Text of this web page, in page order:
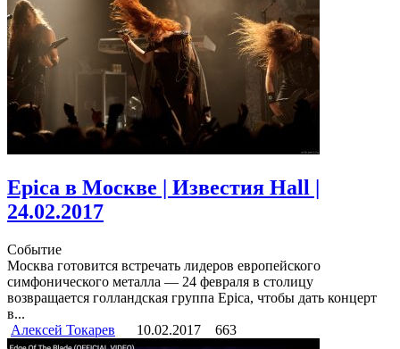
Epica в Москве | Известия Hall |
24.02.2017
Событие
Москва готовится встречать лидеров европейского
симфонического металла — 24 февраля в столицу
возвращается голландская группа Epica, чтобы дать концерт
в...
Алексей Токарев
10.02.2017 663